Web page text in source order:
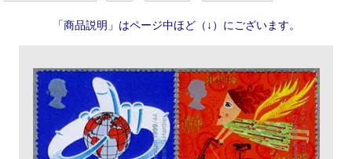
「商品説明」はページ中ほど（↓）にございます。